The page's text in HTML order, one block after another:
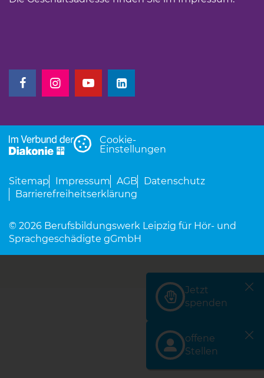
Jetzt
spenden
(Link öffnet einen
offene
Stellen
(Link öffnet einen
(Link öffnet einen neuen Tab)
(Link öffnet einen neuen Tab)
(Link öffnet einen neuen Tab)
(Link öffnet einen neuen Tab)
Cookie-
Einstellungen
Sitemap Impressum AGB
Datenschutz
Barrierefreiheitserklärung
© 2026 Berufsbildungswerk Leipzig für Hör- und
Sprachgeschädigte gGmbH